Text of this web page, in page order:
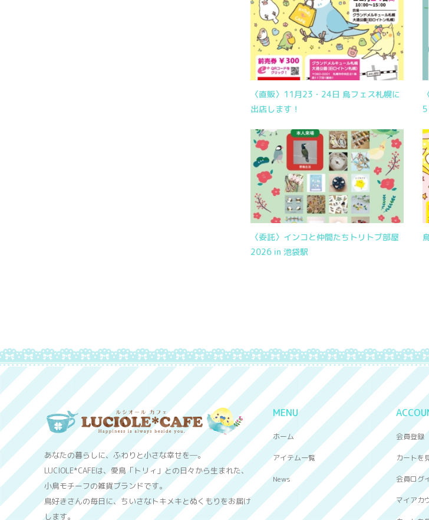
〈直販〉11月23・24日 鳥フェス札幌に
出店します！
5
〈委託〉インコと仲間たちトリトブ部屋
2026 in 池袋駅
あなたの暮らしに、ふわりと小さな幸せを─。
LUCIOLE*CAFEは、愛鳥「トリィ」との日々から生まれた、
小鳥モチーフの雑貨ブランドです。
鳥好きさんの毎日に、ちいさなトキメキとぬくもりをお届け
します。
MENU
ホーム
アイテム一覧
News
会員登録
カートを
会員ログ
マイアカ